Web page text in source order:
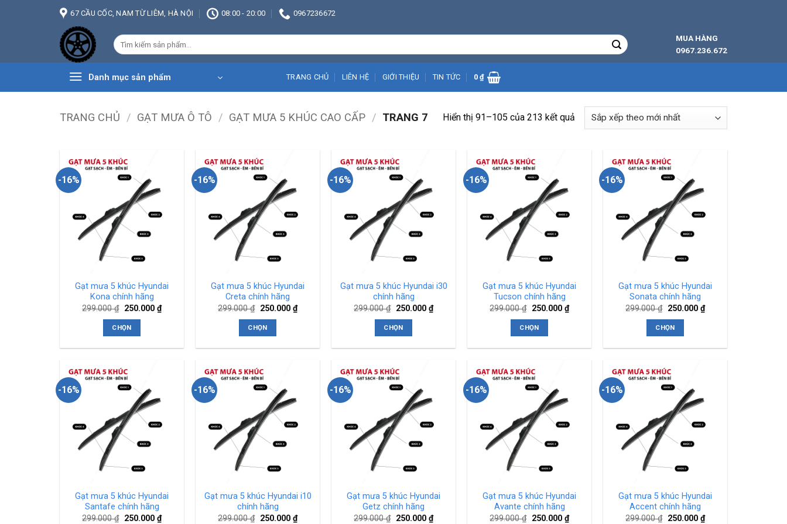
67 CẦU CỐC, NAM TỪ LIÊM, HÀ NỘI 08:00 - 20:00 0967236672
Tìm
kiếm:
MUA HÀNG
0967.236.672
Danh mục sản phẩm TRANG CHỦ LIÊN HỆ GIỚI THIỆU TIN TỨC 0₫
TRANG CHỦ / GẠT MƯA Ô TÔ / GẠT MƯA 5 KHÚC CAO CẤP / TRANG 7 Hiển thị 91–105 của 213 kết quảĐã
sắp
-16%
Gạt mưa 5 khúc Hyundai
Kona chính hãng
299.000₫ Giá
là:
299.000 ₫.
250.000 ₫Giá
hiện
CHỌN
này
có
nhiều
biến
thể.
Các
chọn
thể
được
chọn
-16%
Gạt mưa 5 khúc Hyundai
Creta chính hãng
299.000₫ Giá
là:
299.000 ₫.
250.000 ₫Giá
hiện
CHỌN
này
có
nhiều
biến
thể.
Các
chọn
thể
được
chọn
-16%
Gạt mưa 5 khúc Hyundai i30
chính hãng
299.000₫ Giá
là:
299.000 ₫.
250.000 ₫Giá
hiện
CHỌN
này
có
nhiều
biến
thể.
Các
chọn
thể
được
chọn
-16%
Gạt mưa 5 khúc Hyundai
Tucson chính hãng
299.000₫ Giá
là:
299.000 ₫.
250.000 ₫Giá
hiện
CHỌN
này
có
nhiều
biến
thể.
Các
chọn
thể
được
chọn
-16%
Gạt mưa 5 khúc Hyundai
Sonata chính hãng
299.000₫ Giá
là:
299.000 ₫.
250.000 ₫Giá
hiện
CHỌN
này
có
nhiều
biến
thể.
Các
chọn
thể
được
chọn
-16%
Gạt mưa 5 khúc Hyundai
Santafe chính hãng
299.000₫ Giá
250.000 ₫Giá
-16%
Gạt mưa 5 khúc Hyundai i10
chính hãng
299.000₫ Giá
250.000 ₫Giá
-16%
Gạt mưa 5 khúc Hyundai
Getz chính hãng
299.000₫ Giá
250.000 ₫Giá
-16%
Gạt mưa 5 khúc Hyundai
Avante chính hãng
299.000₫ Giá
250.000 ₫Giá
-16%
Gạt mưa 5 khúc Hyundai
Accent chính hãng
299.000₫ Giá
250.000 ₫Giá